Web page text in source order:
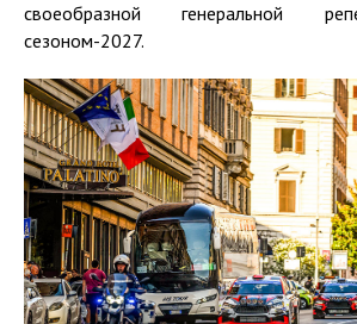
своеобразной генеральной
сезоном-2027.